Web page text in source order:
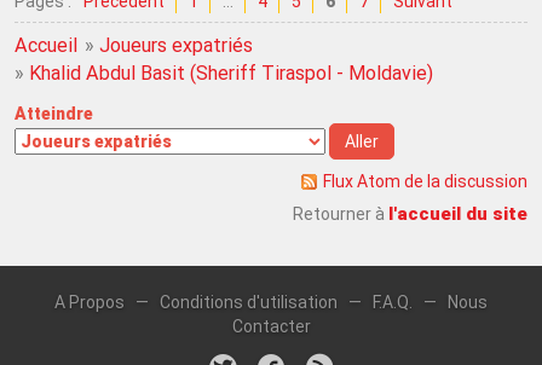
Accueil »Joueurs expatriés
» Khalid Abdul Basit (Sheriff Tiraspol - Moldavie)
Atteindre
Flux Atom de la discussion
Retourner à l'accueil du site
A Propos — Conditions d'utilisation — F.A.Q. —
Nous
Contacter